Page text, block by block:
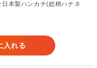
本製ハンカチ(総柄ハナネ
入れる